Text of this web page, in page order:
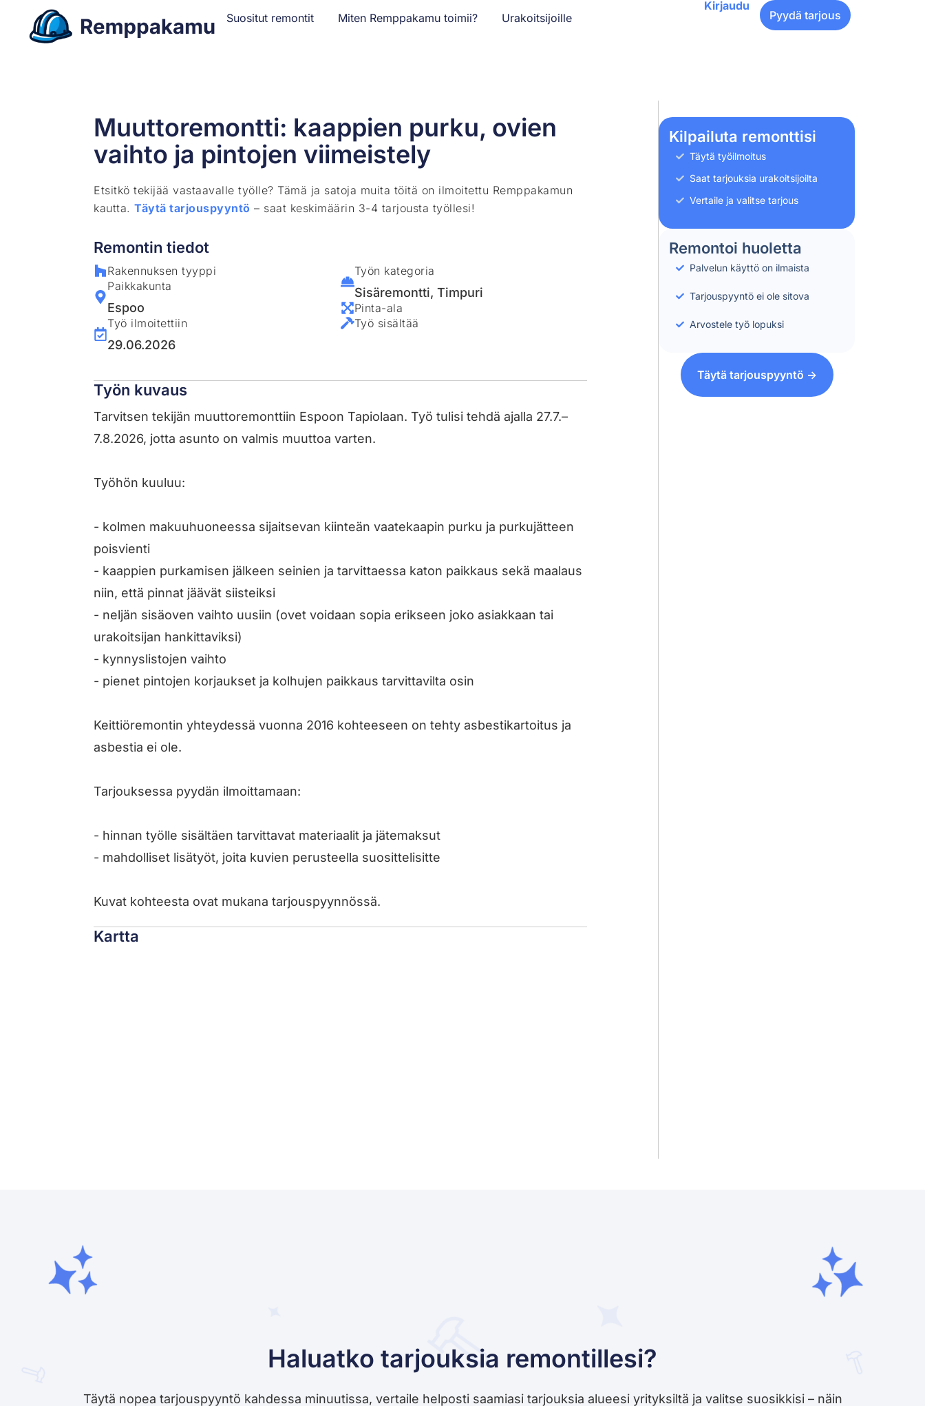
Suositut remontit Miten Remppakamu toimii? Urakoitsijoille
Kirjaudu
Pyydä tarjous
Muuttoremontti: kaappien purku, ovien
vaihto ja pintojen viimeistely
Etsitkö tekijää vastaavalle työlle? Tämä ja satoja muita töitä on ilmoitettu Remppakamun
kautta.Täytä tarjouspyyntö – saat keskimäärin 3-4 tarjousta työllesi!
Remontin tiedot
Rakennuksen tyyppi
Paikkakunta
Espoo
Työ ilmoitettiin
29.06.2026
Työn kategoria
Sisäremontti, Timpuri
Pinta-ala
Työ sisältää
Työn kuvaus
Tarvitsen tekijän muuttoremonttiin Espoon Tapiolaan. Työ tulisi tehdä ajalla 27.7.–
7.8.2026, jotta asunto on valmis muuttoa varten.
Työhön kuuluu:
- kolmen makuuhuoneessa sijaitsevan kiinteän vaatekaapin purku ja purkujätteen
poisvienti
- kaappien purkamisen jälkeen seinien ja tarvittaessa katon paikkaus sekä maalaus
niin, että pinnat jäävät siisteiksi
- neljän sisäoven vaihto uusiin (ovet voidaan sopia erikseen joko asiakkaan tai
urakoitsijan hankittaviksi)
- kynnyslistojen vaihto
- pienet pintojen korjaukset ja kolhujen paikkaus tarvittavilta osin
Keittiöremontin yhteydessä vuonna 2016 kohteeseen on tehty asbestikartoitus ja
asbestia ei ole.
Tarjouksessa pyydän ilmoittamaan:
- hinnan työlle sisältäen tarvittavat materiaalit ja jätemaksut
- mahdolliset lisätyöt, joita kuvien perusteella suosittelisitte
Kuvat kohteesta ovat mukana tarjouspyynnössä.
Kartta
Kilpailuta remonttisi
Täytä työilmoitus
Saat tarjouksia urakoitsijoilta
Vertaile ja valitse tarjous
Remontoi huoletta
Palvelun käyttö on ilmaista
Tarjouspyyntö ei ole sitova
Arvostele työ lopuksi
Täytä tarjouspyyntö ->
Haluatko tarjouksia remontillesi?
Täytä nopea tarjouspyyntö kahdessa minuutissa, vertaile helposti saamiasi tarjouksia alueesi yrityksiltä ja valitse suosikkisi – näin